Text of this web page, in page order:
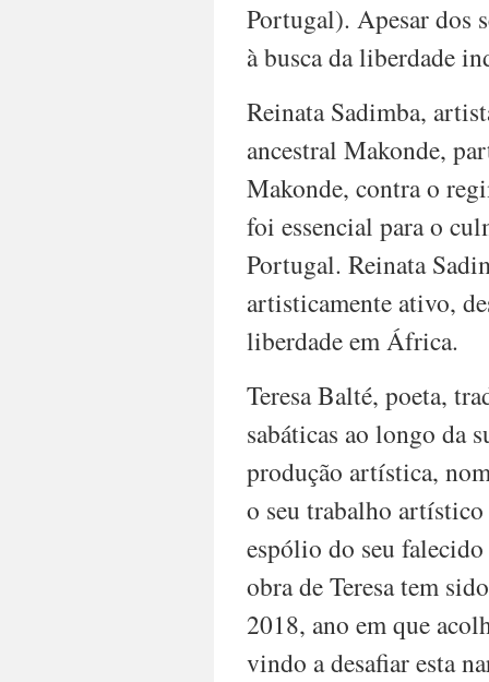
Portugal). Apesar dos
à busca da liberdade
Reinata Sadimba,
ancestral Makonde,
Makonde, contra o
foi essencial para o
Portugal. Reinata
artisticamente ativo,
liberdade em África.
Teresa Balté, poeta,
sabáticas ao longo da
produção artística,
o seu trabalho
espólio do seu
obra de Teresa tem
2018, ano em que
vindo a desafiar esta